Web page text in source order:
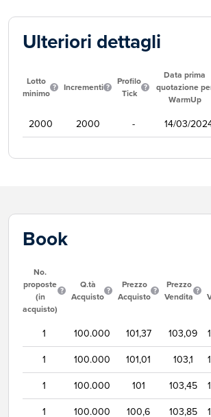
Ulteriori dettagli
Lotto
minimo
Incrementi
Profilo
Tick
Data prima
quotazione
WarmUp
2000 2000 - 14/03/
Book
No.
proposte
(in
acquisto)
Q.tà
Acquisto
Prezzo
Acquisto
Prezzo
Vendita
1 100.000 101,37 103,09
1
100.000 101,01 103,1
1
100.000 101 103,45
1
100.000 100,6 103,85